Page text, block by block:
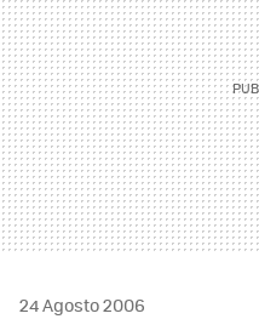
24 Agosto 2006